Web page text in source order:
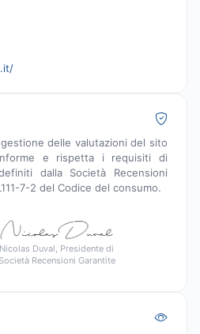
delle valutazioni del sito
e rispetta i requisiti di
dalla Società Recensioni
7-2 del Codice del consumo.
Nicolas Duval, Presidente di
Società Recensioni Garantite